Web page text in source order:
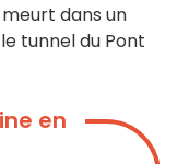
dans un
tunnel du Pont
en